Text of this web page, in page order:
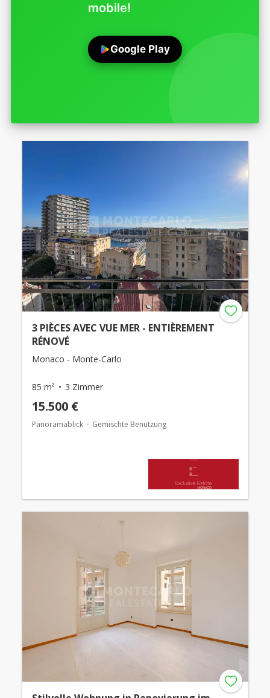
mobile!
Google Play
3 PIÈCES AVEC VUE MER - ENTIÈREMENT
RÉNOVÉ
Monaco - Monte-Carlo
85 m² 3 Zimmer
15.500 €
Panoramablick Gemischte Benutzung